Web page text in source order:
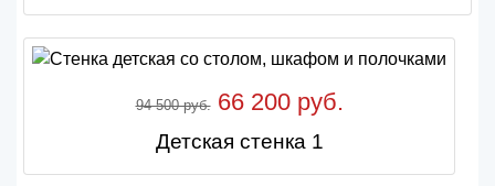
94 500 руб.66 200 руб.
Детская стенка 1